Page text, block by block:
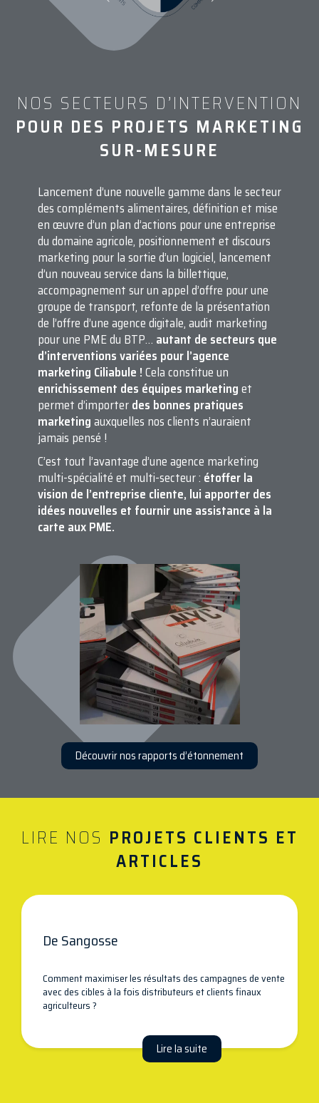
NOS SECTEURS D’INTERVENTION
POUR DES PROJETS MARKETING
SUR-MESURE
Lancement d’une nouvelle gamme dans le secteur
des compléments alimentaires, définition et mise
en œuvre d’un plan d’actions pour une entreprise
du domaine agricole, positionnement et discours
marketing pour la sortie d’un logiciel, lancement
d’un nouveau service dans la billettique,
accompagnement sur un appel d’offre pour une
groupe de transport, refonte de la présentation
de l’offre d’une agence digitale, audit marketing
pour une PME du BTP… autant de secteurs que
d’interventions variées pour l’agence
marketing Ciliabule !Cela constitue un
enrichissement des équipes marketinget
permet d’importerdes bonnes pratiques
marketingauxquelles nos clients n’auraient
jamais pensé !
C’est tout l’avantage d’une agence marketing
multi-spécialité et multi-secteur : étoffer la
vision de l’entreprise cliente, lui apporter des
idées nouvelles et fournir une assistance à la
carte aux PME.
Découvrir nos rapports d’étonnement
LIRE NOS PROJETS CLIENTS ET
ARTICLES
De Sangosse
Comment maximiser les résultats des campagnes de vente
avec des cibles à la fois distributeurs et clients finaux
agriculteurs ?
Lire la suite